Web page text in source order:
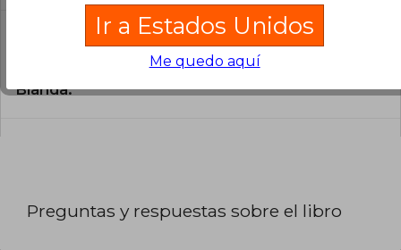
¿Cuál es la encuadernación de este libro?
La encuadernación de esta edición es Tapa
Blanda.
Preguntas y respuestas sobre el libro
Ir a Estados Unidos
Me quedo aquí